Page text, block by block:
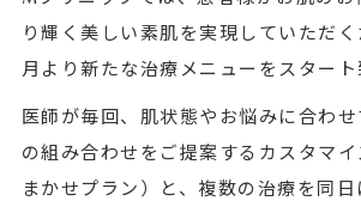
り輝く美しい素肌を実現していただ
月より新たな治療メニューをスタート
医師が毎回、肌状態やお悩みに合わ
の組み合わせをご提案するカスタマ
まかせプラン）と、複数の治療を同